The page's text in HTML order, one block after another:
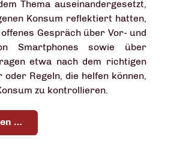
Thema auseinandergesetzt,
Konsum reflektiert hatten,
Gespräch über Vor- und
Smartphones sowie über
etwa nach dem richtigen
oder Regeln, die helfen können,
zu kontrollieren.
…